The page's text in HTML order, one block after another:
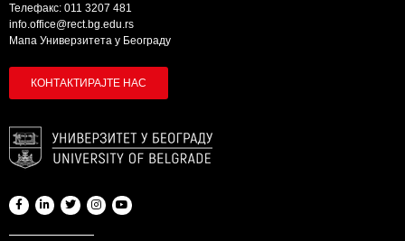
Телефакс: 011 3207 481
info.office@rect.bg.edu.rs
Мапа Универзитета у Београду
КОНТАКТИРАЈТЕ НАС